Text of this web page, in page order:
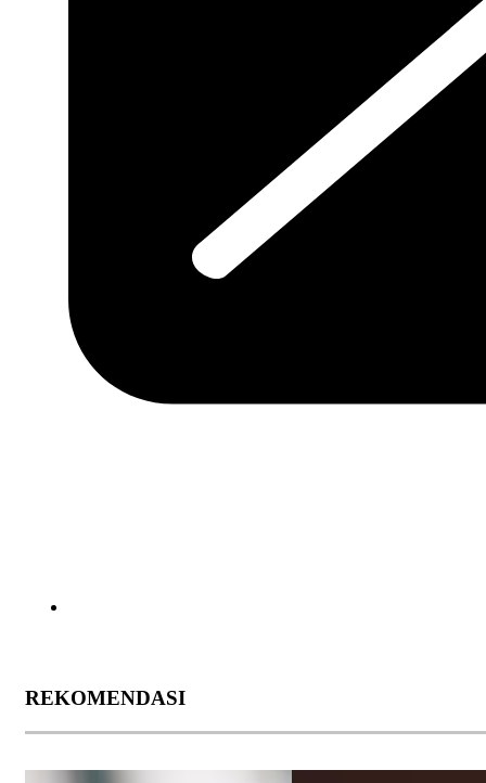
REKOMENDASI